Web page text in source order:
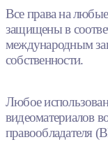
Все права на
защищены в
международным
собственности.
Любое
видеоматериалов
правообладателя